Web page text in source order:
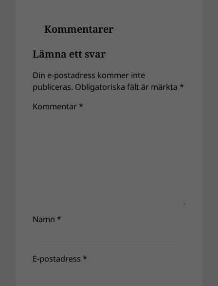
Kommentarer
Lämna ett svar
Din e-postadress kommer inte
publiceras. Obligatoriska fält är märkta *
Kommentar *
Namn *
E-postadress *